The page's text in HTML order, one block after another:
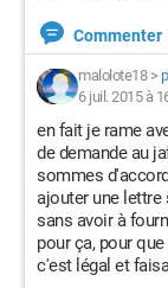
Commenter
malolote18>
6 juil. 2015 à
en fait je rame
de demande au
sommes
ajouter une lettre
sans avoir à
pour ça, pour
c'est légal et